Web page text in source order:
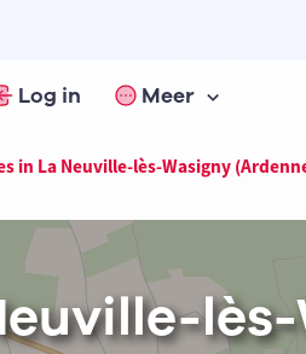
Log in Meer
in La Neuville-lès-Wasigny